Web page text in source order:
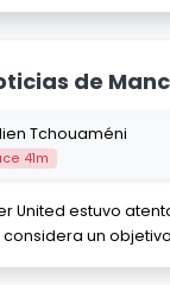
de
Tchouaméni
41m
United estuvo
un